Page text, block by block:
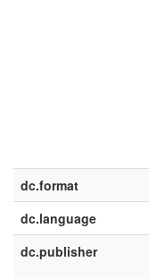
dc.format
dc.language
dc.publisher